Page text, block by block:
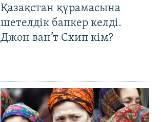
Қазақстан құрамасына
шетелдік бапкер келді.
Джон ван’т Схип кім?